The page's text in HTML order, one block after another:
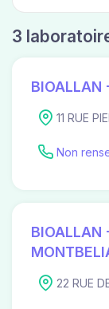
3
BIOALLAN
11 RUE
Non
BIOALLAN
22 RUE